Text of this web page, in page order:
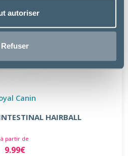
autoriser
Refuser
Canin
HAIRBALL
à partir de
9.99€